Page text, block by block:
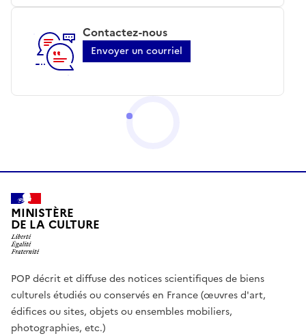
Contactez-nous
Envoyer un courriel
MINISTÈRE
DE LA CULTURE
POP décrit et diffuse des notices scientifiques de biens
culturels étudiés ou conservés en France (œuvres d'art,
édifices ou sites, objets ou ensembles mobiliers,
photographies, etc.)